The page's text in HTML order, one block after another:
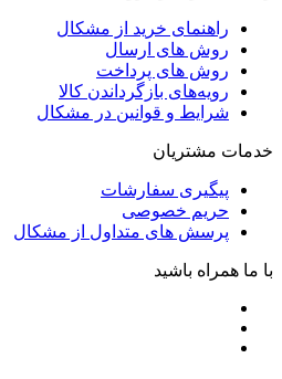
راهنمای خرید از مشکال
روش های ارسال
روش های پرداخت
رویه‌های بازگرداندن کالا
شرایط و قوانین در مشکال
خدمات مشتریان
پیگیری سفارشات
حریم خصوصی
پرسش های متداول از مشکال
با ما همراه باشید